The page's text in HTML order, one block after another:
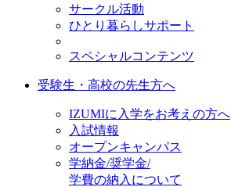
サークル活動
ひとり暮らしサポート
スペシャルコンテンツ
受験生・高校の先生方へ
IZUMIに入学をお考えの方へ
入試情報
オープンキャンパス
学納金/奨学金/
学費の納入について